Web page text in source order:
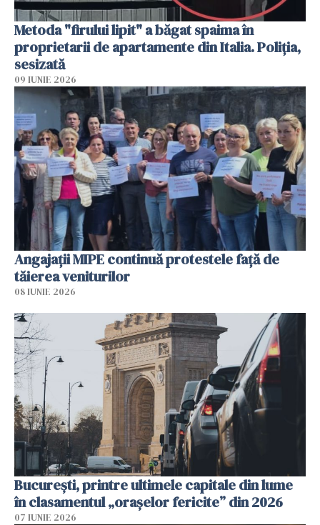
Metoda "firului lipit" a băgat spaima în
proprietarii de apartamente din Italia. Poliția,
sesizată
09 IUNIE 2026
Angajaţii MIPE continuă protestele faţă de
tăierea veniturilor
08 IUNIE 2026
București, printre ultimele capitale din lume
în clasamentul „orașelor fericite” din 2026
07 IUNIE 2026